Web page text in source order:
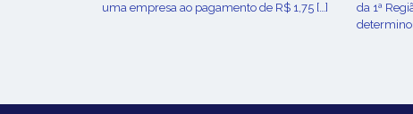
uma empresa ao pagamento de R$ 1,75 […]
da 1ª